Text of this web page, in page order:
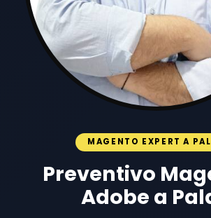
MAGENTO EXPERT A
Preventivo
Adobe a